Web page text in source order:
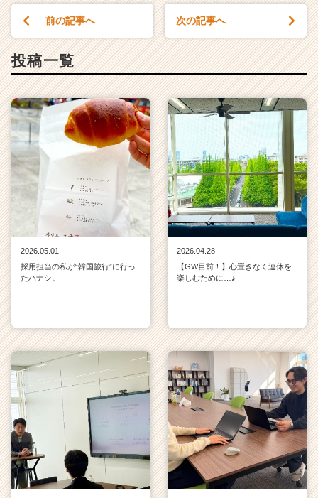
前の記事へ 次の記事へ
投稿一覧
2026.05.01
採用担当の私が“韓国旅行”に行っ
たハナシ。
2026.04.28
【GW目前！】心置きなく連休を
楽しむために…♪